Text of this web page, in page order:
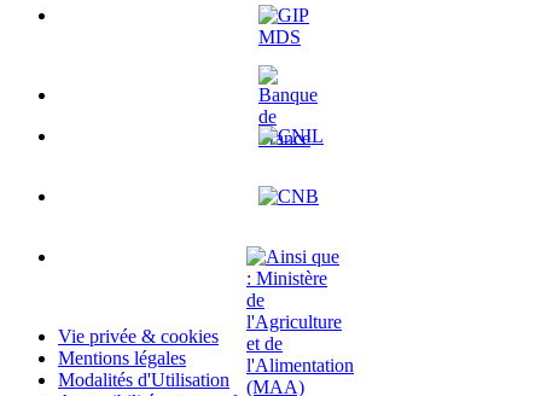
Vie privée & cookies
Mentions légales
Modalités d'Utilisation